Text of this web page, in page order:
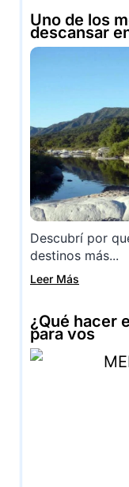
Uno de los
descansar
Descubrí por
destinos más...
Leer Más
¿Qué hacer
para vos